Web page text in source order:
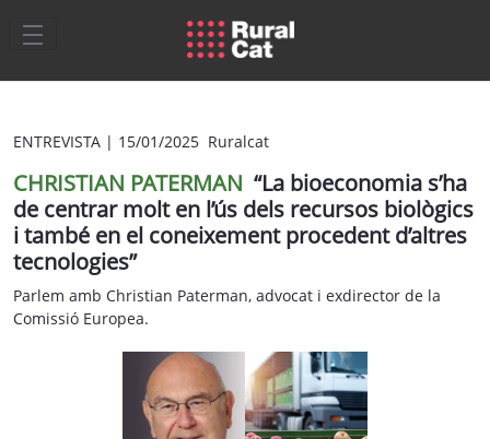
Salta al contingut principal
ENTREVISTA | 15/01/2025 Ruralcat
CHRISTIAN PATERMAN “La bioeconomia s’ha
de centrar molt en l’ús dels recursos biològics
i també en el coneixement procedent d’altres
tecnologies”
Parlem amb Christian Paterman, advocat i exdirector de la
Comissió Europea.